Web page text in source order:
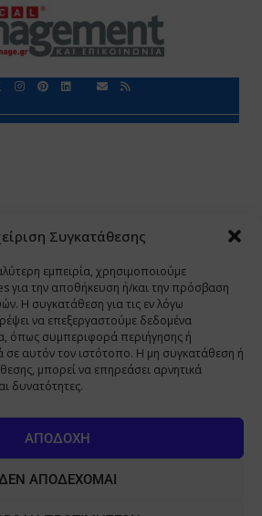
Συγκατάθεσης
εμπειρία, χρησιμοποιούμε
για την αποθήκευση ή/και την πρόσβαση
Η συγκατάθεση για τις εν λόγω
να επεξεργαστούμε δεδομένα
όπως συμπεριφορά περιήγησης ή
σε αυτόν τον ιστότοπο. Η μη συγκατάθεση ή
μπορεί να επηρεάσει αρνητικά
δυνατότητες.
ΑΠΟΔΟΧΉ
ΔΕΝ ΑΠΟΔΈΧΟΜΑΙ
2009 - 2026 © Χαραμή Α.Ε.
• www.HealthExpo.gr • www.YO.gr
• www.eLearning-
• www.Charami-SA.gr
Με την παραμονή σας σε αυτή δηλώνετε,
της παραγράφου 6 του άρθρου 22 του